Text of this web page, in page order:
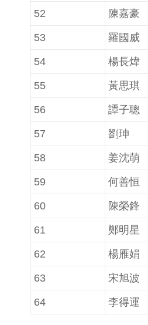
52 陳嘉豪
53 羅國威
54 楊長煒
55 黃思琪
56 譚子聰
57 劉珅
58 姜沈萌
59 何善恒
60 陳榮鋒
61 鄭明星
62 楊雁娟
63 宋旭波
64 李得運